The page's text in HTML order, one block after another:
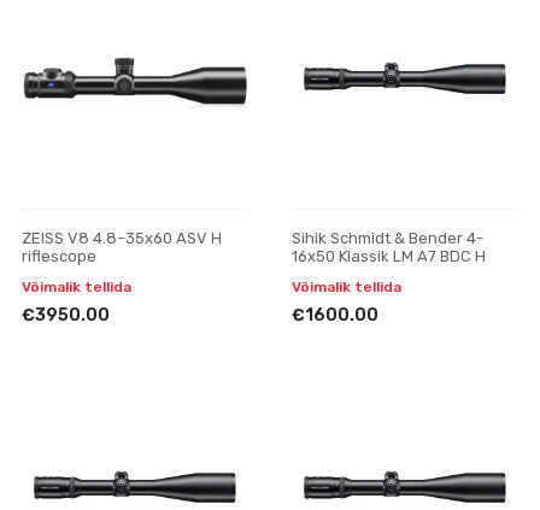
ZEISS V8 4.8–35x60 ASV H
riflescope
Võimalik tellida
€3950.00
Sihik Schmidt & Bender 4-
16x50 Klassik LM A7 BDC H
Võimalik tellida
€1600.00